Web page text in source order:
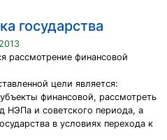
государства
рассмотрение финансовой
цели является:
финансовой, рассмотреть
НЭПа и советского периода, а
в условиях перехода к